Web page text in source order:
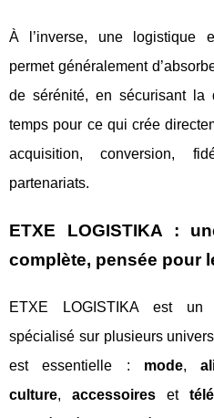
À l’inverse, une logistique
permet généralement
de sérénité, en sécurisant
temps pour ce qui crée
acquisition, conversion,
partenariats.
ETXE LOGISTIKA :
complète, pensée pour
ETXE LOGISTIKA est un
spécialisé sur plusieurs
est essentielle : mode,
culture, accessoireset